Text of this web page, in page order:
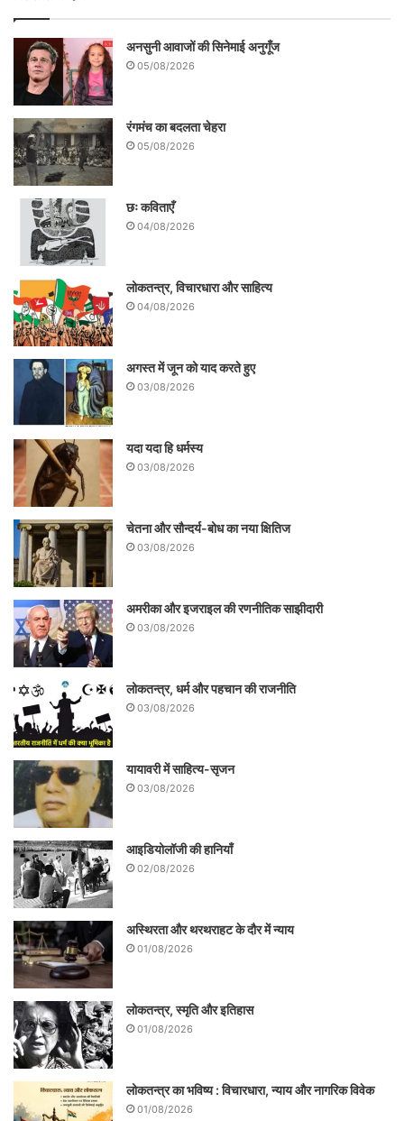
अनसुनी आवाजों की सिनेमाई अनुगूँज
05/08/2026
रंगमंच का बदलता चेहरा
05/08/2026
छः कविताएँ
04/08/2026
लोकतन्त्र, विचारधारा और साहित्य
04/08/2026
अगस्त में जून को याद करते हुए
03/08/2026
यदा यदा हि धर्मस्य
03/08/2026
चेतना और सौन्दर्य-बोध का नया क्षितिज
03/08/2026
अमरीका और इजराइल की रणनीतिक साझीदारी
03/08/2026
लोकतन्त्र, धर्म और पहचान की राजनीति
03/08/2026
यायावरी में साहित्य-सृजन
03/08/2026
आइडियोलॉजी की हानियाँ
02/08/2026
अस्थिरता और थरथराहट के दौर में न्याय
01/08/2026
लोकतन्त्र, स्मृति और इतिहास
01/08/2026
लोकतन्त्र का भविष्य : विचारधारा, न्याय और नागरिक विवेक
01/08/2026